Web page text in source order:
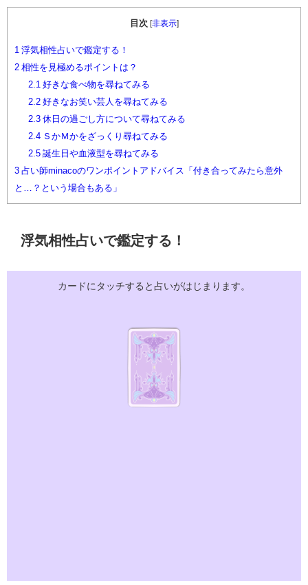
目次 [非表示]
1 浮気相性占いで鑑定する！
2 相性を見極めるポイントは？
2.1 好きな食べ物を尋ねてみる
2.2好きなお笑い芸人を尋ねてみる
2.3休日の過ごし方について尋ねてみる
2.4ＳかＭかをざっくり尋ねてみる
2.5誕生日や血液型を尋ねてみる
3 占い師minacoのワンポイントアドバイス「付き合ってみたら意外
と…？という場合もある」
浮気相性占いで鑑定する！
カードにタッチすると占いがはじまります。